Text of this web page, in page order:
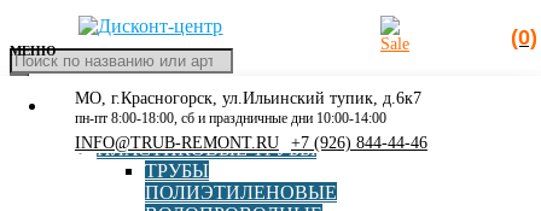
(0)
Поиск
товаров
МЕНЮ
КАТАЛОГ
РАСПРОДАЖА
ПЛАСТИКОВЫЕ ТРУБЫ
ТРУБЫ
ПОЛИЭТИЛЕНОВЫЕ
МО, г.Красногорск, ул.Ильинский тупик, д.6к7
пн-пт 8:00-18:00, сб и праздничные дни 10:00-14:00
INFO@TRUB-REMONT.RU +7 (926) 844-44-46
Главная »Фланец под ПЭ втулку
Фланец под ПЭ втулку